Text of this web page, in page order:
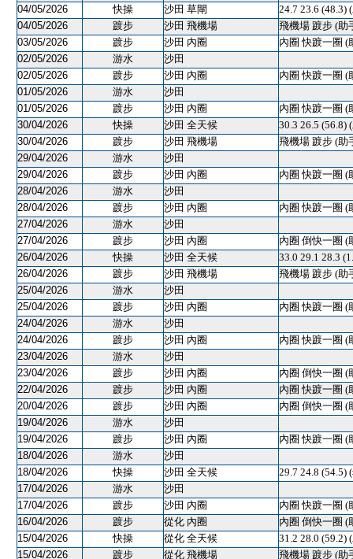
04/05/2026 快操 沙田 草閘
24.7 23.6 (48.3)
04/05/2026
踱步 沙田 飛機場
飛機場 踱步 (助
03/05/2026
踱步 沙田 內圈
內圈 快踱一圈 (
02/05/2026
游水
沙田
02/05/2026
踱步 沙田 內圈
內圈 快踱一圈 (
01/05/2026
游水
沙田
01/05/2026
踱步 沙田 內圈
內圈 快踱一圈 (
30/04/2026
快操 沙田 全天候
30.3 26.5 (56.8)
30/04/2026
踱步 沙田 飛機場
飛機場 踱步 (助
29/04/2026
游水
沙田
29/04/2026
踱步 沙田 內圈
內圈 快踱一圈 (
28/04/2026
游水
沙田
28/04/2026
踱步 沙田 內圈
內圈 快踱一圈 (
27/04/2026
游水
沙田
27/04/2026
踱步 沙田 內圈
內圈 倒快一圈 (
26/04/2026
快操 沙田 全天候
33.0 29.1 28.3
26/04/2026
踱步 沙田 飛機場
飛機場 踱步 (助
25/04/2026
游水
沙田
25/04/2026
踱步 沙田 內圈
內圈 快踱一圈 (
24/04/2026
游水
沙田
24/04/2026
踱步 沙田 內圈
內圈 快踱一圈 (
23/04/2026
游水
沙田
23/04/2026
踱步 沙田 內圈
內圈 倒快一圈 (
22/04/2026
踱步 沙田 內圈
內圈 快踱一圈 (
20/04/2026
踱步 沙田 內圈
內圈 倒快一圈 (
19/04/2026
游水
沙田
19/04/2026
踱步 沙田 內圈
內圈 快踱一圈 (
18/04/2026
游水
沙田
18/04/2026
快操 沙田 全天候
29.7 24.8 (54.5)
17/04/2026
游水
沙田
17/04/2026
踱步 沙田 內圈
內圈 快踱一圈 (
16/04/2026
踱步 從化 內圈
內圈 倒快一圈 (
15/04/2026
快操 從化 全天候
31.2 28.0 (59.2)
15/04/2026
踱步 從化 飛機場
飛機場 踱步 (助